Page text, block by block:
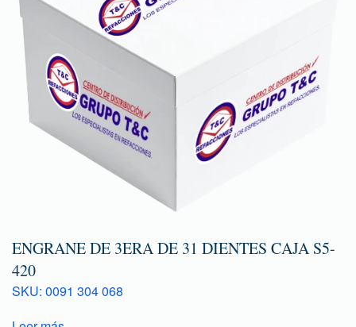
ENGRANE DE 3ERA DE 31 DIENTES CAJA S5-
420
SKU: 0091 304 068